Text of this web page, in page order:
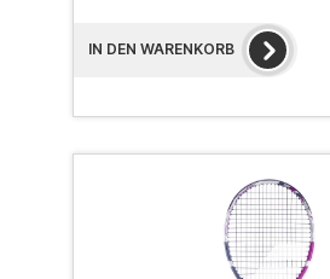
IN DEN WARENKORB